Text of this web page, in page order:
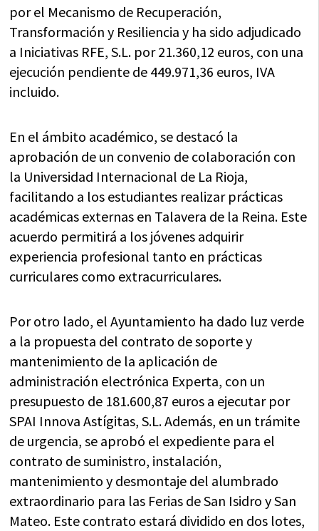
por el Mecanismo de Recuperación,
Transformación y Resiliencia y ha sido adjudicado
a Iniciativas RFE, S.L. por 21.360,12 euros, con una
ejecución pendiente de 449.971,36 euros, IVA
incluido.
En el ámbito académico, se destacó la
aprobación de un convenio de colaboración con
la Universidad Internacional de La Rioja,
facilitando a los estudiantes realizar prácticas
académicas externas en Talavera de la Reina. Este
acuerdo permitirá a los jóvenes adquirir
experiencia profesional tanto en prácticas
curriculares como extracurriculares.
Por otro lado, el Ayuntamiento ha dado luz verde
a la propuesta del contrato de soporte y
mantenimiento de la aplicación de
administración electrónica Experta, con un
presupuesto de 181.600,87 euros a ejecutar por
SPAI Innova Astígitas, S.L. Además, en un trámite
de urgencia, se aprobó el expediente para el
contrato de suministro, instalación,
mantenimiento y desmontaje del alumbrado
extraordinario para las Ferias de San Isidro y San
Mateo. Este contrato estará dividido en dos lotes,